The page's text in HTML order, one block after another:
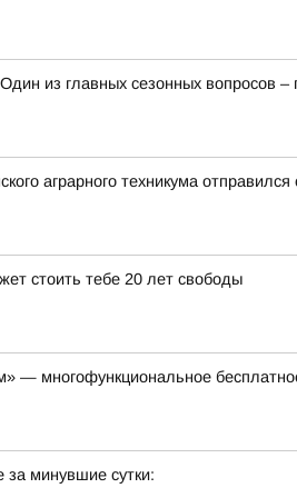
из главных сезонных вопросов
аграрного техникума
стоить тебе 20 лет свободы
— многофункциональное
за минувшие сутки: